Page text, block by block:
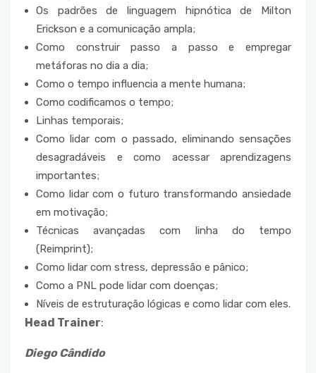
Os padrões de linguagem hipnótica de Milton
Erickson e a comunicação ampla;
Como construir passo a passo e empregar
metáforas no dia a dia;
Como o tempo influencia a mente humana;
Como codificamos o tempo;
Linhas temporais;
Como lidar com o passado, eliminando sensações
desagradáveis e como acessar aprendizagens
importantes;
Como lidar com o futuro transformando ansiedade
em motivação;
Técnicas avançadas com linha do tempo
(Reimprint);
Como lidar com stress, depressão e pânico;
Como a PNL pode lidar com doenças;
Níveis de estruturação lógicas e como lidar com eles.
Head Trainer:
Diego Cândido